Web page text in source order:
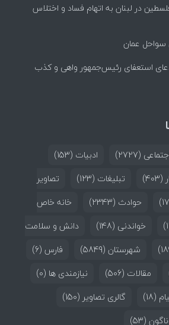
در لبنان به اتهام فساد و اختلاس
سواحل عمان
استعفای رئیس‌جمهور واهی و کذب
(2727) ادبیات (153)
(403) تبلیغات (123)
تصاویر
حوادث (2343)
خانه خاص
خواندنی (148)
دانش و سلامت
شهرستان (5849) فارس (6)
مقالات (506) نیازمندی ها (0)
(18) گالری تصاویر (150)
(53)